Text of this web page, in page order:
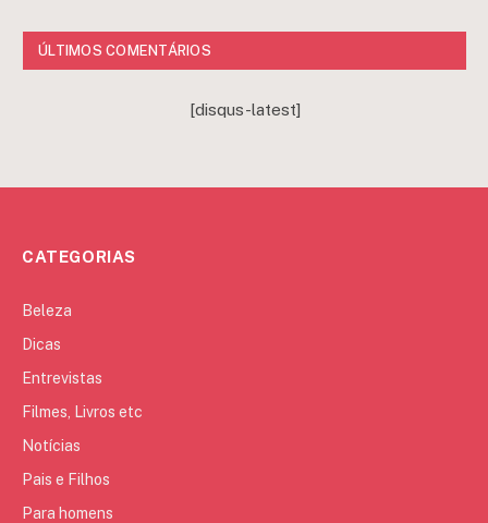
ÚLTIMOS COMENTÁRIOS
[disqus-latest]
CATEGORIAS
Beleza
Dicas
Entrevistas
Filmes, Livros etc
Notícias
Pais e Filhos
Para homens